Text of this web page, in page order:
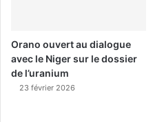
Orano ouvert au dialogue
avec le Niger sur le dossier
de l’uranium
23 février 2026